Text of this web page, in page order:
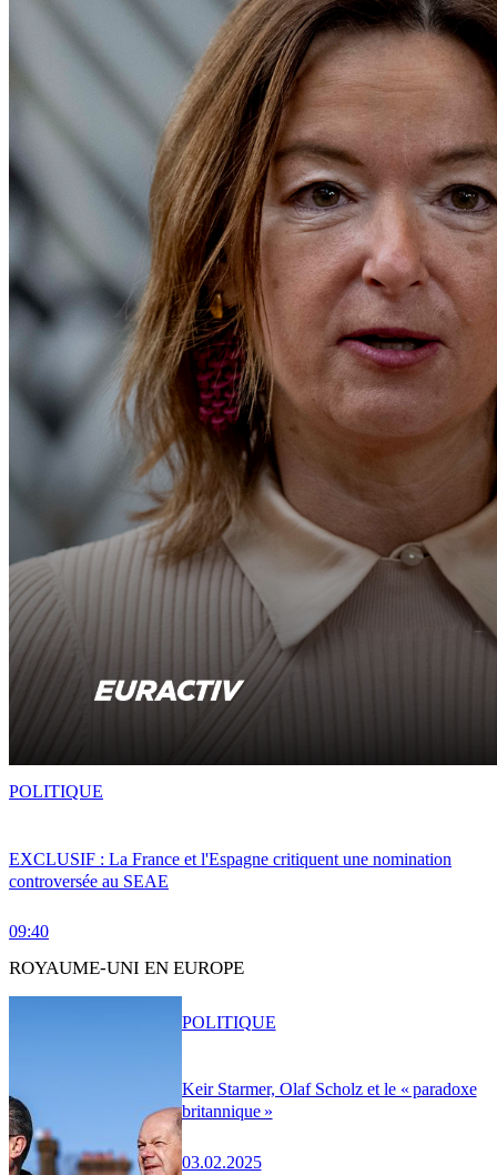
EXCLUSIF : La France et l'Espagne critiquent une nomination
controversée au SEAE
09:40
POLITIQUE
ROYAUME-UNI EN EUROPE
Keir Starmer, Olaf Scholz et le « paradoxe
britannique »
03.02.2025
POLITIQUE